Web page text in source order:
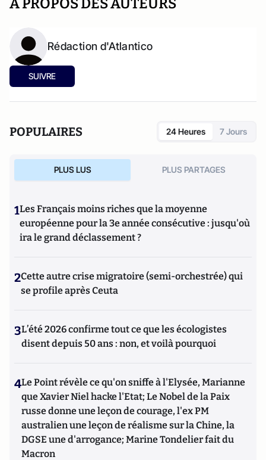
A PROPOS DES AUTEURS
Rédaction d'Atlantico
SUIVRE
POPULAIRES 24 Heures 7 Jours
PLUS LUS PLUS PARTAGES
1Les Français moins riches que la moyenne
européenne pour la 3e année consécutive : jusqu'où
ira le grand déclassement ?
2Cette autre crise migratoire (semi-orchestrée) qui
se profile après Ceuta
3L’été 2026 confirme tout ce que les écologistes
disent depuis 50 ans : non, et voilà pourquoi
4Le Point révèle ce qu'on sniffe à l'Elysée, Marianne
que Xavier Niel hacke l'Etat; Le Nobel de la Paix
russe donne une leçon de courage, l'ex PM
australien une leçon de réalisme sur la Chine, la
DGSE une d'arrogance; Marine Tondelier fait du
Macron